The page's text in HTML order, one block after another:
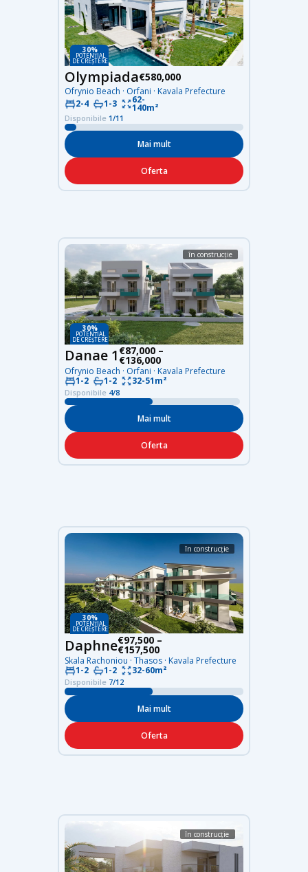
30%
DE CREȘTERE
POTENȚIAL
Olympiada€580,000
Ofrynio Beach · Orfani · Kavala Prefecture
2-4
1-3 62-
140m²
Disponibile 1/11
Mai mult
Oferta
30%
DE CREȘTERE
POTENȚIAL
în construcție
Danae 1 €87,000 –
€136,000
Ofrynio Beach · Orfani · Kavala Prefecture
1-2
1-2 32-51m²
Disponibile 4/8
Mai mult
Oferta
30%
DE CREȘTERE
POTENȚIAL
în construcție
Daphne€97,500 –
€157,500
Skala Rachoniou · Thasos · Kavala Prefecture
1-2
1-2 32-60m²
Disponibile 7/12
Mai mult
Oferta
în construcție